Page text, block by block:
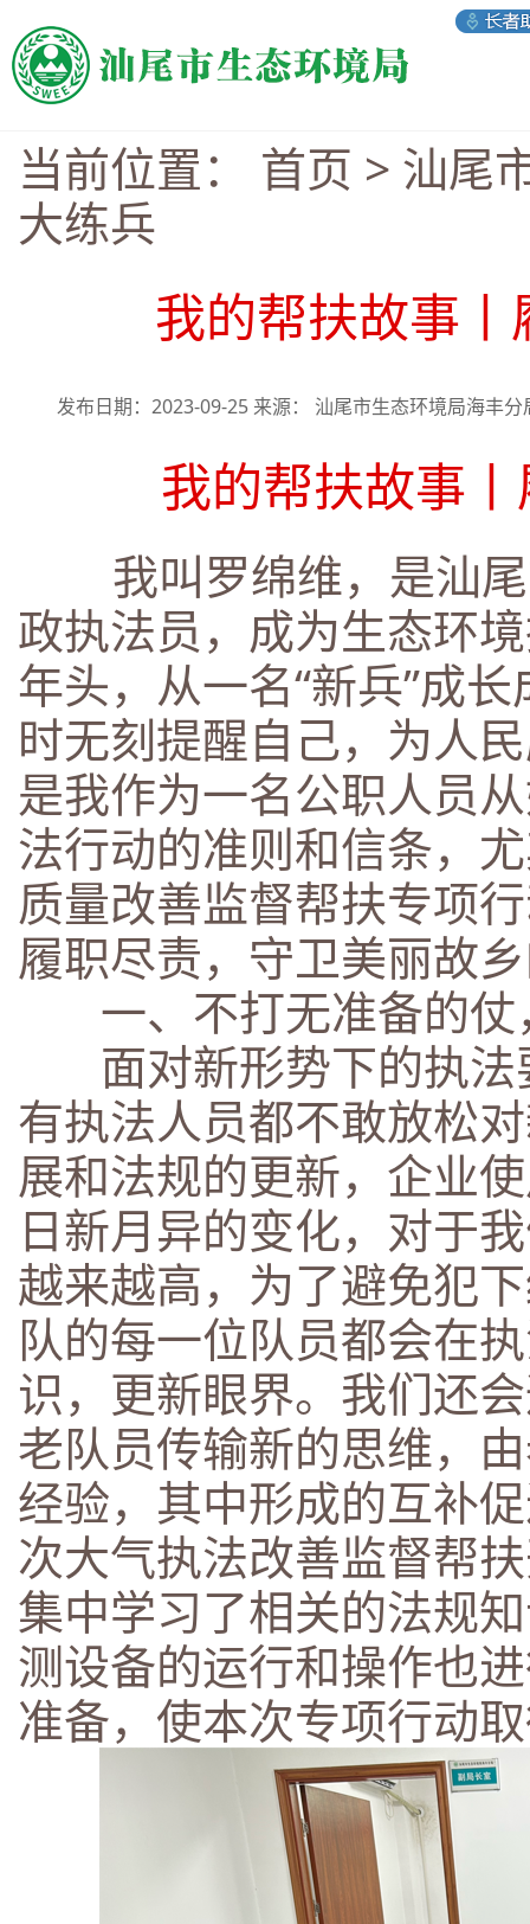
当前位置： 首页 > 汕尾
大练兵
我的帮扶故事丨
发布日期：2023-09-25 来源： 汕尾市生态环境局海丰
我的帮扶故事丨
我叫罗绵维，是汕尾
政执法员，成为生态环
年头，从一名“新兵”成
时无刻提醒自己，为人
是我作为一名公职人员
法行动的准则和信条，
质量改善监督帮扶专项
履职尽责，守卫美丽故
一、不打无准备的仗
面对新形势下的执法
有执法人员都不敢放松
展和法规的更新，企业
日新月异的变化，对于
越来越高，为了避免犯
队的每一位队员都会在
识，更新眼界。我们还
老队员传输新的思维，
经验，其中形成的互补
次大气执法改善监督帮
集中学习了相关的法规
测设备的运行和操作也
准备，使本次专项行动